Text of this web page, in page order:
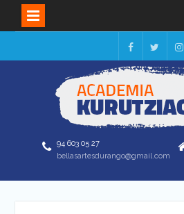
Facebook
Twitter
94 603 05 27
bellasartesdurango@gmail.com